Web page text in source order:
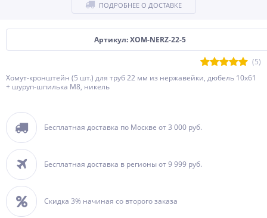
Артикул: XOM-NERZ-22-5
(5)
Хомут-кронштейн (5 шт.) для труб 22 мм из нержавейки, дюбель 10x61
+ шуруп-шпилька М8, никель
Бесплатная доставка по Москве от 3 000 руб.
Бесплатная доставка в регионы от 9 999 руб.
Скидка 3% начиная со второго заказа
ПОДРОБНЕЕ О ДОСТАВКЕ